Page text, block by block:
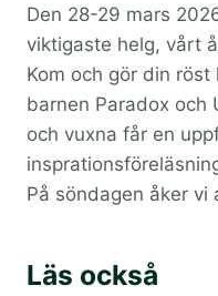
Den 28-29 mars
viktigaste helg, vårt
Kom och gör din
barnen Paradox och
och vuxna får en
På söndagen åker vi
Läs också